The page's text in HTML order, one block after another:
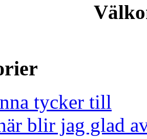
tycker till
blir jag glad